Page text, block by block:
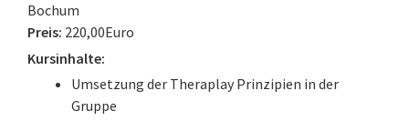
Bochum
Preis: 220,00Euro
Kursinhalte:
Umsetzung der Theraplay Prinzipien in der
Gruppe